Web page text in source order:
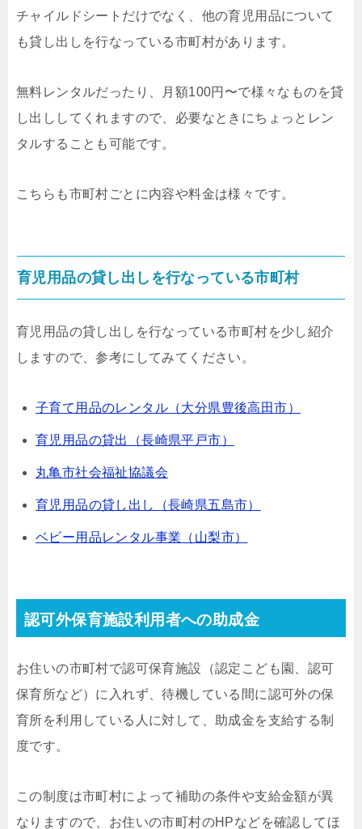
チャイルドシートだけでなく、他の育児用品について
も貸し出しを行なっている市町村があります。
無料レンタルだったり、月額100円〜で様々なものを貸
し出ししてくれますので、必要なときにちょっとレン
タルすることも可能です。
こちらも市町村ごとに内容や料金は様々です。
育児用品の貸し出しを行なっている市町村
育児用品の貸し出しを行なっている市町村を少し紹介
しますので、参考にしてみてください。
子育て用品のレンタル（大分県豊後高田市）
育児用品の貸出（長崎県平戸市）
丸亀市社会福祉協議会
育児用品の貸し出し（長崎県五島市）
ベビー用品レンタル事業（山梨市）
認可外保育施設利用者への助成金
お住いの市町村で認可保育施設（認定こども園、認可
保育所など）に入れず、待機している間に認可外の保
育所を利用している人に対して、助成金を支給する制
度です。
この制度は市町村によって補助の条件や支給金額が異
なりますので、お住いの市町村のHPなどを確認してほ